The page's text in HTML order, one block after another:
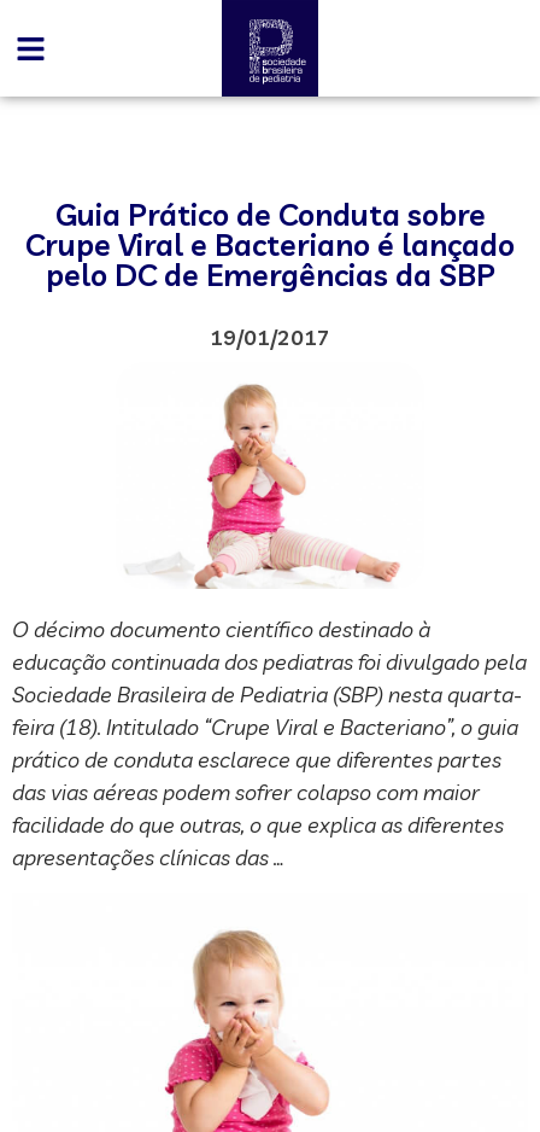
Guia Prático de Conduta sobre
Crupe Viral e Bacteriano é lançado
pelo DC de Emergências da SBP
19/01/2017
O décimo documento científico destinado à
educação continuada dos pediatras foi divulgado pela
Sociedade Brasileira de Pediatria (SBP) nesta quarta-
feira (18). Intitulado “Crupe Viral e Bacteriano”, o guia
prático de conduta esclarece que diferentes partes
das vias aéreas podem sofrer colapso com maior
facilidade do que outras, o que explica as diferentes
apresentações clínicas das …